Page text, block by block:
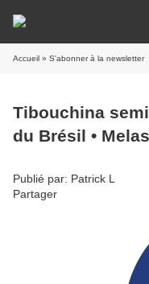
Accueil » S'abonner à la newsletter
Tibouchina
du Brésil •
Publié par: Patrick L
Partager